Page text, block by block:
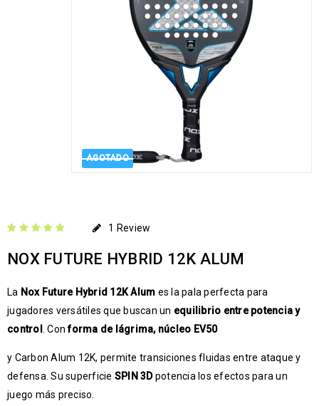
AGOTADO
5.00de 5 en
cliente
1 Review
NOX FUTURE HYBRID 12K ALUM
La Nox Future Hybrid 12K Alum es la pala perfecta para
jugadores versátiles que buscan un equilibrio entre potencia y
control
. Conforma de lágrima, núcleo EV50
y Carbon Alum 12K, permite transiciones fluidas entre ataque y
defensa. Su superficie SPIN 3Dpotencia los efectos para un
juego más preciso.